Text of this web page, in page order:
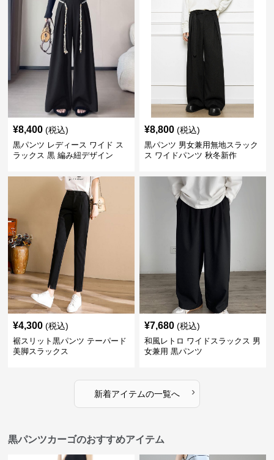
¥8,400 (税込)
黒パンツ レディース ワイド ス
ラックス 黒 編み紐デザイン
¥8,800 (税込)
黒パンツ 男女兼用無地スラック
ス ワイドパンツ 秋冬新作
¥4,300 (税込)
裾スリット黒パンツ テーパード
美脚スラックス
¥7,680 (税込)
和風レトロ ワイドスラックス 男
女兼用 黒パンツ
新着アイテムの一覧へ ›
黒パンツカーゴのおすすめアイテム